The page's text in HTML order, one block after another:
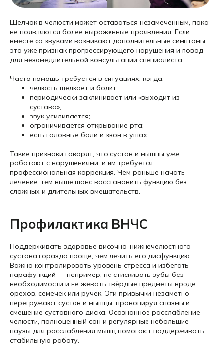
Щелчок в челюсти может оставаться незамеченным, пока
не появляются более выраженные проявления. Если
вместе со звуками возникают дополнительные симптомы,
это уже признак прогрессирующего нарушения и повод
для незамедлительной консультации специалиста.
Часто помощь требуется в ситуациях, когда:
челюсть щелкает и болит;
периодически заклинивает или «выходит из
сустава»;
звук усиливается;
ограничивается открывание рта;
есть головные боли и звон в ушах.
Такие признаки говорят, что сустав и мышцы уже
работают с нарушениями, и им требуется
профессиональная коррекция. Чем раньше начать
лечение, тем выше шанс восстановить функцию без
сложных и длительных вмешательств.
Профилактика ВНЧС
Поддерживать здоровье височно-нижнечелюстного
сустава гораздо проще, чем лечить его дисфункцию.
Важно контролировать уровень стресса и избегать
парафункций — например, не стискивать зубы без
необходимости и не жевать твёрдые предметы вроде
орехов, семечек или ручек. Эти привычки незаметно
перегружают сустав и мышцы, провоцируя спазмы и
смещение суставного диска. Осознанное расслабление
челюсти, полноценный сон и регулярные небольшие
паузы для расслабления мышц помогают поддерживать
стабильную работу.